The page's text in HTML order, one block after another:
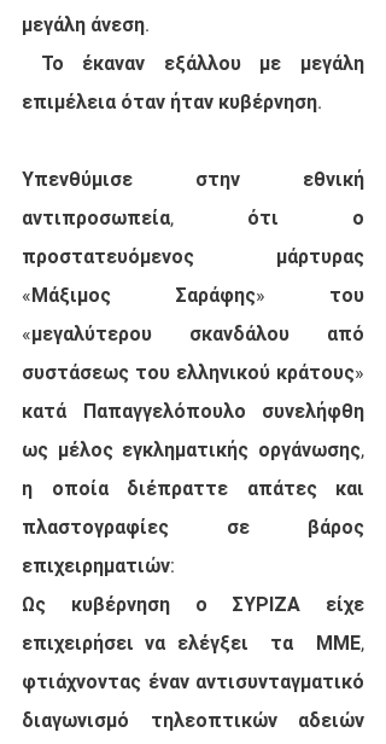
μεγάλη άνεση.
επιμέλεια όταν ήταν κυβέρνηση.
Υπενθύμισε στην εθνική
αντιπροσωπεία, ότι ο
προστατευόμενος μάρτυρας
«Μάξιμος Σαράφης» του
«μεγαλύτερου σκανδάλου από
συστάσεως του ελληνικού κράτους»
κατά Παπαγγελόπουλο συνελήφθη
ως μέλος εγκληματικής οργάνωσης,
η οποία διέπραττε απάτες και
πλαστογραφίες σε βάρος
επιχειρηματιών:
Ως κυβέρνηση ο ΣΥΡΙΖΑ είχε
επιχειρήσει να ελέγξει  τα  ΜΜΕ,
φτιάχνοντας έναν αντισυνταγματικό
διαγωνισμό τηλεοπτικών αδειών